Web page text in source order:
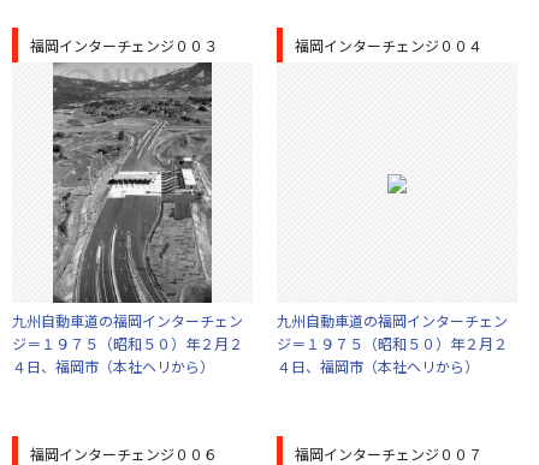
福岡インターチェンジ００３
九州自動車道の福岡インターチェン
ジ＝１９７５（昭和５０）年２月２
４日、福岡市（本社ヘリから）
福岡インターチェンジ００４
九州自動車道の福岡インターチェン
ジ＝１９７５（昭和５０）年２月２
４日、福岡市（本社ヘリから）
福岡インターチェンジ００６ 福岡インターチェンジ００７